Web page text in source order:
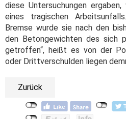
diese Untersuchungen
eines tragischen
Bremse wurde sie nach den
den Betongewichten des sich
getroffen“, heißt es von der
oder Drittverschulden liegen
Zurück